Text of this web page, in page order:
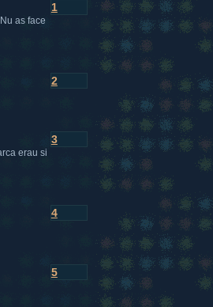
1
as face
2
3
erau si
4
5